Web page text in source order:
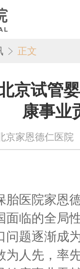
正文
京试管
康事业
京家恩德仁医院
医院家恩德
面临的全局
问题逐渐成
为人先，率